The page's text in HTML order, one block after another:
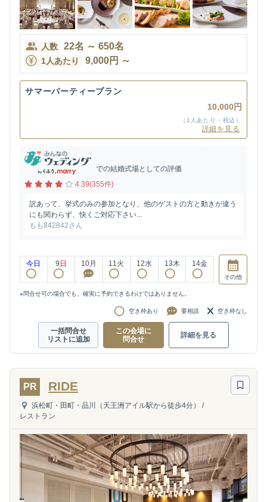
人数 22名 ～ 650名
1人あたり 9,000円 ～
サマーパーティープラン
10,000円
（1人あたり・税込）
詳細を見る
での結婚式場としての評価
4.39(355件)
訳あって、挙式のみの参加となり、他のゲストの方と動きが違う
にも関わらず、快くご対応下さい...
もも842842さん
今日 9 日 10月 11火 12水 13木 14金
その他
※問合せ可の場合でも、確実に予約できるわけではありません。
空き枠あり 要相談 空き枠なし
一括問合せ
リストに追加
この会場に
問合せ
詳細を見る
PR RIDE
浜松町・田町・品川（天王洲アイル駅から徒歩4分）
/
レストラン